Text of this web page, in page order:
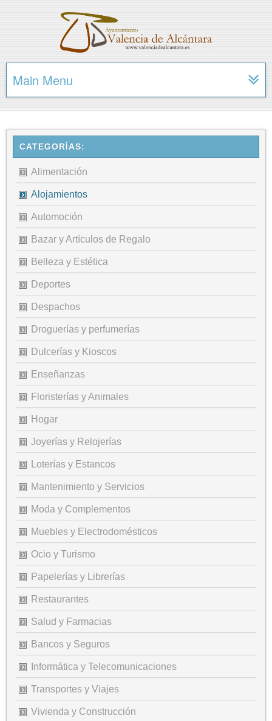
Main Menu
CATEGORÍAS:
Alimentación
Alojamientos
Automoción
Bazar y Artículos de Regalo
Belleza y Estética
Deportes
Despachos
Droguerías y perfumerías
Dulcerías y Kioscos
Enseñanzas
Floristerías y Animales
Hogar
Joyerías y Relojerías
Loterías y Estancos
Mantenimiento y Servicios
Moda y Complementos
Muebles y Electrodomésticos
Ocio y Turismo
Papelerías y Librerías
Restaurantes
Salud y Farmacias
Bancos y Seguros
Informática y Telecomunicaciones
Transportes y Viajes
Vivienda y Construcción